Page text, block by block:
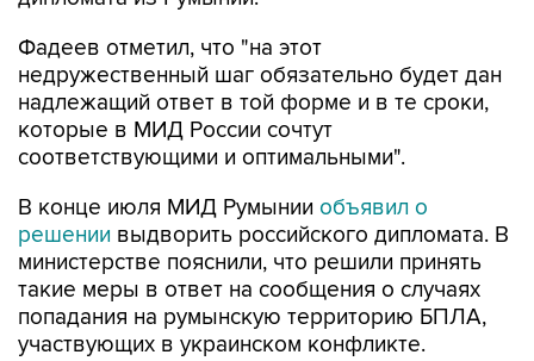
Фадеев отметил, что "на этот
недружественный шаг обязательно будет дан
надлежащий ответ в той форме и в те сроки,
которые в МИД России сочтут
соответствующими и оптимальными".
В конце июля МИД Румынии объявил о
решении выдворить российского дипломата. В
министерстве пояснили, что решили принять
такие меры в ответ на сообщения о случаях
попадания на румынскую территорию БПЛА,
участвующих в украинском конфликте.